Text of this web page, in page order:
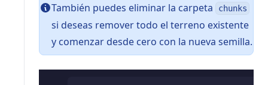
También puedes eliminar la carpeta chunks
si deseas remover todo el terreno existente
y comenzar desde cero con la nueva semilla.